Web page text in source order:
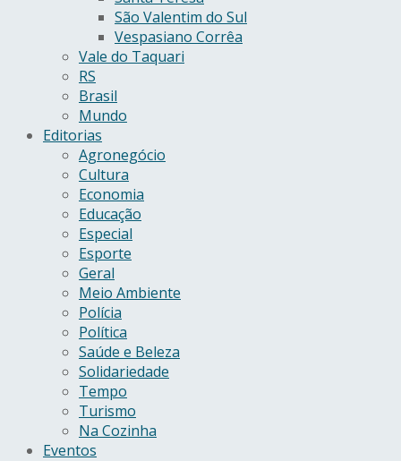
São Valentim do Sul
Vespasiano Corrêa
Vale do Taquari
RS
Brasil
Mundo
Editorias
Agronegócio
Cultura
Economia
Educação
Especial
Esporte
Geral
Meio Ambiente
Polícia
Política
Saúde e Beleza
Solidariedade
Tempo
Turismo
Na Cozinha
Eventos